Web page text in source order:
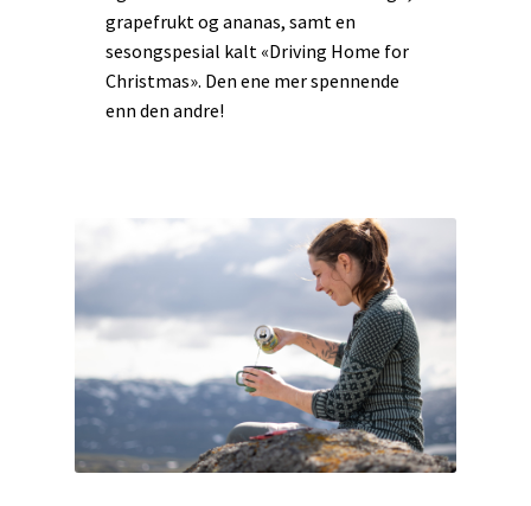
grapefrukt og ananas, samt en
sesongspesial kalt «Driving Home for
Christmas». Den ene mer spennende
enn den andre!